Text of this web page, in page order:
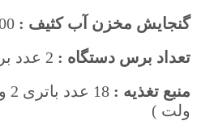
گنجایش مخزن آب کثیف : 200
تعداد برس دستگاه : 2 عدد برس دیسکی
منبع تغذیه :
ولت )